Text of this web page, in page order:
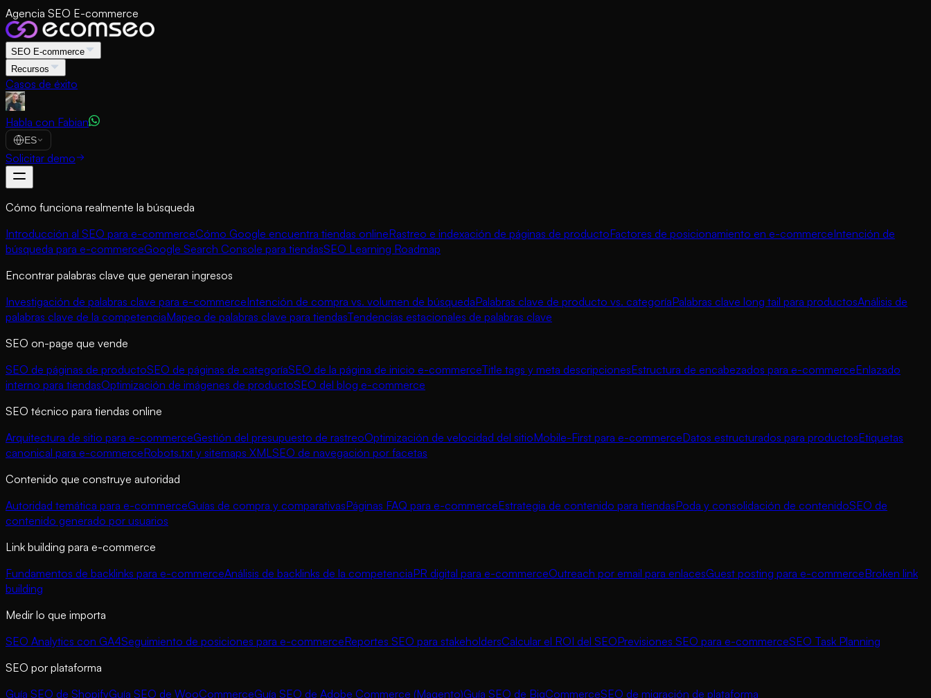
Agencia SEO E-commerce
SEO E-commerce
Recursos
Casos de éxito
Habla con Fabian
ES
Solicitar demo
Cómo funciona realmente la búsqueda
Introducción al SEO para e-commerceCómo Google encuentra tiendas onlineRastreo e indexación de páginas de productoFactores de posicionamiento en e-commerceIntención de
búsqueda para e-commerceGoogle Search Console para tiendasSEO Learning Roadmap
Encontrar palabras clave que generan ingresos
Investigación de palabras clave para e-commerceIntención de compra vs. volumen de búsquedaPalabras clave de producto vs. categoríaPalabras clave long tail para productosAnálisis de
palabras clave de la competenciaMapeo de palabras clave para tiendasTendencias estacionales de palabras clave
SEO on-page que vende
SEO de páginas de productoSEO de páginas de categoríaSEO de la página de inicio e-commerceTitle tags y meta descripcionesEstructura de encabezados para e-commerceEnlazado
interno para tiendasOptimización de imágenes de productoSEO del blog e-commerce
SEO técnico para tiendas online
Arquitectura de sitio para e-commerceGestión del presupuesto de rastreoOptimización de velocidad del sitioMobile-First para e-commerceDatos estructurados para productosEtiquetas
canonical para e-commerceRobots.txt y sitemaps XMLSEO de navegación por facetas
Contenido que construye autoridad
Autoridad temática para e-commerceGuías de compra y comparativasPáginas FAQ para e-commerceEstrategia de contenido para tiendasPoda y consolidación de contenidoSEO de
contenido generado por usuarios
Link building para e-commerce
Fundamentos de backlinks para e-commerceAnálisis de backlinks de la competenciaPR digital para e-commerceOutreach por email para enlacesGuest posting para e-commerceBroken link
building
Medir lo que importa
SEO Analytics con GA4Seguimiento de posiciones para e-commerceReportes SEO para stakeholdersCalcular el ROI del SEOPrevisiones SEO para e-commerceSEO Task Planning
SEO por plataforma
Guía SEO de ShopifyGuía SEO de WooCommerceGuía SEO de Adobe Commerce (Magento)Guía SEO de BigCommerceSEO de migración de plataforma